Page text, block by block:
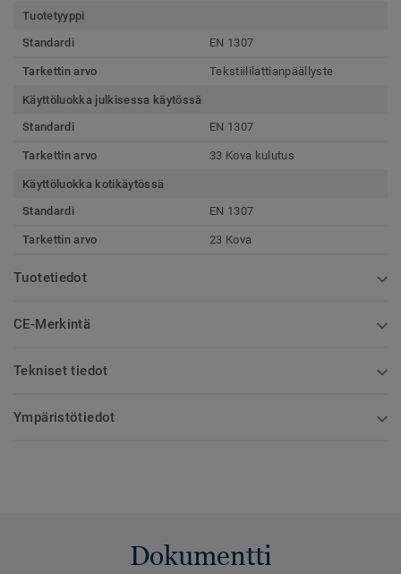
Tuotetyyppi
Standardi
EN 1307
Tarkettin arvo Tekstiililattianpäällyste
Käyttöluokka julkisessa käytössä
Standardi
EN 1307
Tarkettin arvo 33 Kova kulutus
Käyttöluokka kotikäytössä
Standardi
EN 1307
Tarkettin arvo 23 Kova
Tuotetiedot
CE-Merkintä
Tekniset tiedot
Ympäristötiedot
Dokumentti